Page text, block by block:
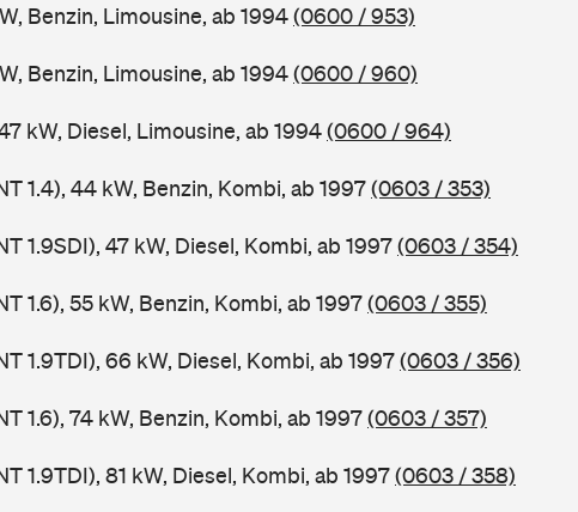
Benzin, Limousine, ab 1994(0600 / 953)
Benzin, Limousine, ab 1994(0600 / 960)
kW, Diesel, Limousine, ab 1994(0600 / 964)
1.4), 44 kW, Benzin, Kombi, ab 1997(0603 / 353)
1.9SDI), 47 kW, Diesel, Kombi, ab 1997(0603 / 354)
1.6), 55 kW, Benzin, Kombi, ab 1997(0603 / 355)
1.9TDI), 66 kW, Diesel, Kombi, ab 1997(0603 / 356)
1.6), 74 kW, Benzin, Kombi, ab 1997(0603 / 357)
1.9TDI), 81 kW, Diesel, Kombi, ab 1997(0603 / 358)